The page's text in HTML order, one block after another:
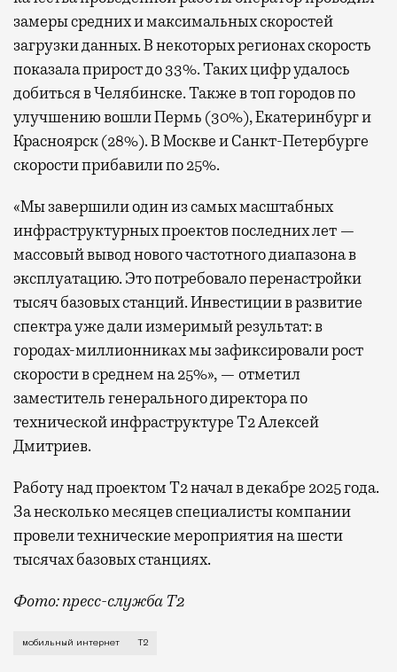
замеры средних и максимальных скоростей
загрузки данных. В некоторых регионах скорость
показала прирост до 33%. Таких цифр удалось
добиться в Челябинске. Также в топ городов по
улучшению вошли Пермь (30%), Екатеринбург и
Красноярск (28%). В Москве и Санкт-Петербурге
скорости прибавили по 25%.
«Мы завершили один из самых масштабных
инфраструктурных проектов последних лет —
массовый вывод нового частотного диапазона в
эксплуатацию. Это потребовало перенастройки
тысяч базовых станций. Инвестиции в развитие
спектра уже дали измеримый результат: в
городах-миллионниках мы зафиксировали рост
скорости в среднем на 25%», — отметил
заместитель генерального директора по
технической инфраструктуре Т2 Алексей
Дмитриев.
Работу над проектом Т2 начал в декабре 2025 года.
За несколько месяцев специалисты компании
провели технические мероприятия на шести
тысячах базовых станциях.
Фото: пресс-служба Т2
Мобильный оператор Т2 завершил работы по
мобильный интернет Т2